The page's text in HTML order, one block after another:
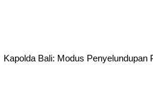
Kapolda Bali: Modus Penyelundupan